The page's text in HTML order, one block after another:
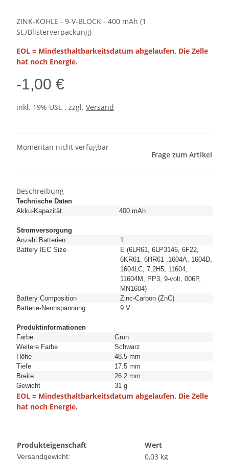
ZINK-KOHLE - 9-V-BLOCK - 400 mAh (1
St./Blisterverpackung)
EOL = Mindesthaltbarkeitsdatum abgelaufen. Die Zelle
hat noch Energie.
-1,00 €
inkl. 19% USt. , zzgl. Versand
Momentan nicht verfügbar
Frage zum Artikel
Beschreibung
Technische Daten
Akku-Kapazität
400 mAh
Stromversorgung
Anzahl Batterien
1
Battery IEC Size
E (6LR61, 6LP3146, 6F22,
6KR61, 6HR61 ,1604A, 1604D,
1604LC, 7.2H5, 11604,
11604M, PP3, 9-volt, 006P,
MN1604)
Battery Composition
Zinc-Carbon (ZnC)
Batterie-Nennspannung
9 V
Produktinformationen
Farbe
Grün
Weitere Farbe
Schwarz
Höhe
48.5 mm
Tiefe
17.5 mm
Breite
26.2 mm
Gewicht
31 g
EOL = Mindesthaltbarkeitsdatum abgelaufen. Die Zelle
hat noch Energie.
Produkteigenschaft Wert
Versandgewicht: 0,03 kg